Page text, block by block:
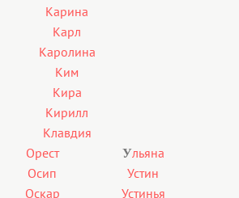
Карина
Карл
Каролина
Ким
Кира
Кирилл
Клавдия
Орест
Осип
Оскар
Ульяна
Устин
Устинья